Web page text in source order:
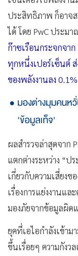
ประสิทธิภาพ ก็อาจ
ได้ โดย PwC ประมา
ก๊าซเรือนกระจกจา
ทุกหนึ่งเปอร์เซ็นต์
ของพลังงานลง 0.1%
มองต่างมุมคนหวั่
'ข้อมูลเท็จ'
ผลสำรวจล่าสุดจาก
แตกต่างระหว่าง “ป
เกี่ยวกับความเสี่ยง
เรื่องการแย่งงานแ
มองภัยจากข้อมูลผิด
ยุคที่เอไอกำลังเข้า
ขึ้นเรื่อยๆ ความกังว